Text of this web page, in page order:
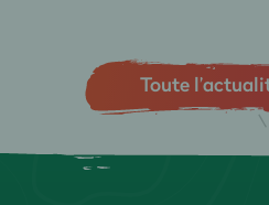
Toute